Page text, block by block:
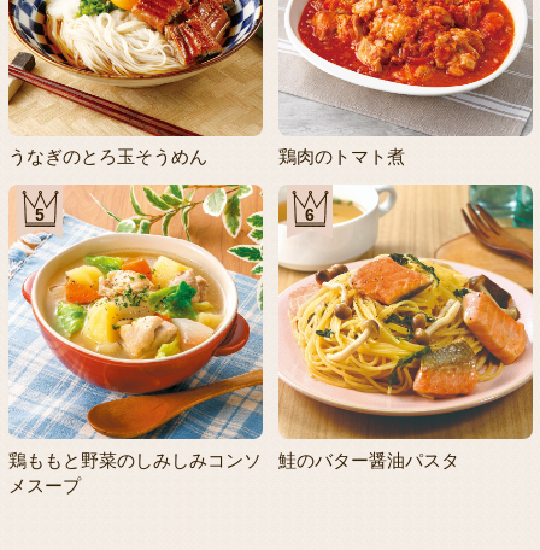
うなぎのとろ玉そうめん 鶏肉のトマト煮
5
鶏ももと野菜のしみしみコンソ
メスープ
6
鮭のバター醤油パスタ